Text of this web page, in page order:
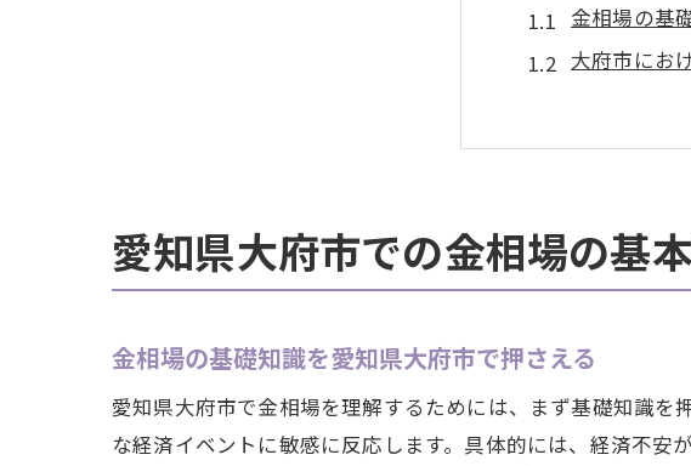
金相場の基
大府市にお
金相場に影
愛知県大府
愛知県大
国際市場と国内
国内経済が
グローバル
愛知県大府
愛知県大府市での金相場の基
金相場の基礎知識を愛知県大府市で押さえる
愛知県大府市で金相場を理解するためには、まず基礎知識
な経済イベントに敏感に反応します。具体的には、経済不